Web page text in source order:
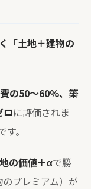
「土地＋建物の
の50〜60%、築
ロに評価されま
。
の価値＋αで勝
プレミアム）が